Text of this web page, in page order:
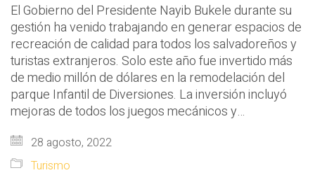
El Gobierno del Presidente Nayib Bukele durante su
gestión ha venido trabajando en generar espacios de
recreación de calidad para todos los salvadoreños y
turistas extranjeros. Solo este año fue invertido más
de medio millón de dólares en la remodelación del
parque Infantil de Diversiones. La inversión incluyó
mejoras de todos los juegos mecánicos y…
28 agosto, 2022
Turismo